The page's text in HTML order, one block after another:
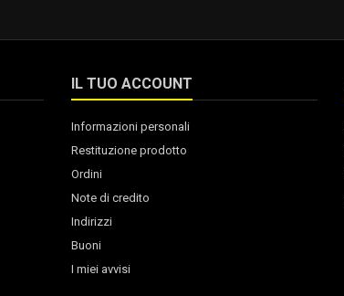
IL TUO ACCOUNT
Informazioni personali
Restituzione prodotto
Ordini
Note di credito
Indirizzi
Buoni
I miei avvisi